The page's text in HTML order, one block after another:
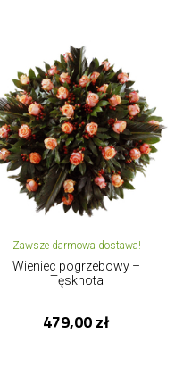
Zawsze darmowa dostawa!
Wieniec pogrzebowy –
Tęsknota
479,00 zł